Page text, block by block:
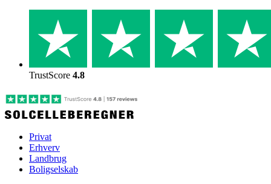
TrustScore 4.8
Privat
Erhverv
Landbrug
Boligselskab